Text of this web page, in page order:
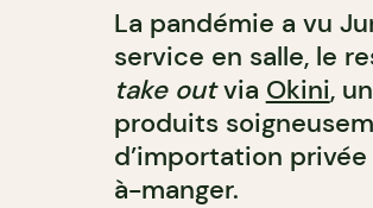
La pandémie a vu
service en salle, le
take outvia Okini,
produits
d’importation
à-manger.